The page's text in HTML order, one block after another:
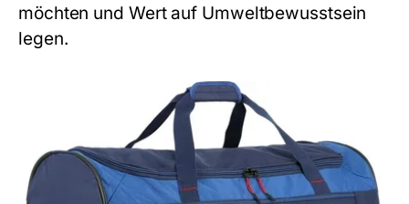
möchten und Wert auf Umweltbewusstsein
legen.